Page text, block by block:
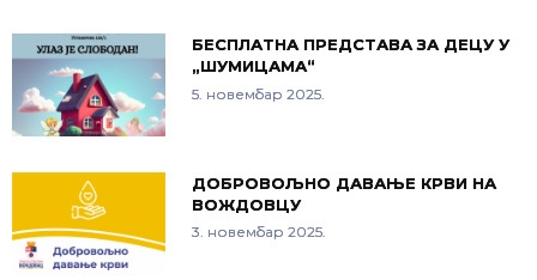
БЕСПЛАТНА ПРЕДСТАВА ЗА ДЕЦУ У
„ШУМИЦАМА“
5. новембар 2025.
ДОБРОВОЉНО ДАВАЊЕ КРВИ НА
ВОЖДОВЦУ
3. новембар 2025.